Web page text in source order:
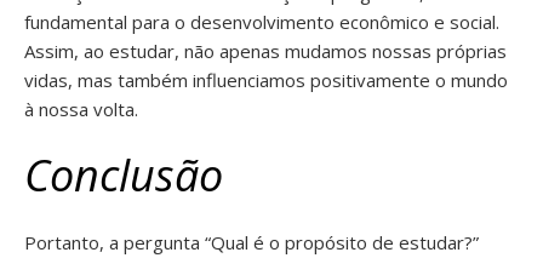
fundamental para o desenvolvimento econômico e social.
Assim, ao estudar, não apenas mudamos nossas próprias
vidas, mas também influenciamos positivamente o mundo
à nossa volta.
Conclusão
Portanto, a pergunta “Qual é o propósito de estudar?”